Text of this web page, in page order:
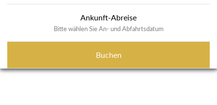
Ankunft-Abreise
Bitte wählen Sie An- und Abfahrtsdatum
Buchen